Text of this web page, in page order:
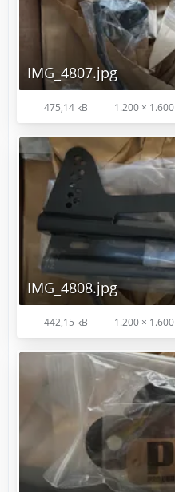
IMG_4807.jpg
475,14 kB 1.200 × 1.600
IMG_4808.jpg
442,15 kB 1.200 × 1.600